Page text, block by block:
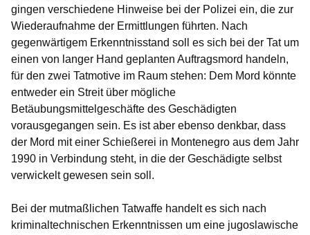
gingen verschiedene Hinweise bei der Polizei ein, die zur
Wiederaufnahme der Ermittlungen führten. Nach
gegenwärtigem Erkenntnisstand soll es sich bei der Tat um
einen von langer Hand geplanten Auftragsmord handeln,
für den zwei Tatmotive im Raum stehen: Dem Mord könnte
entweder ein Streit über mögliche
Betäubungsmittelgeschäfte des Geschädigten
vorausgegangen sein. Es ist aber ebenso denkbar, dass
der Mord mit einer Schießerei in Montenegro aus dem Jahr
1990 in Verbindung steht, in die der Geschädigte selbst
verwickelt gewesen sein soll.
Bei der mutmaßlichen Tatwaffe handelt es sich nach
kriminaltechnischen Erkenntnissen um eine jugoslawische